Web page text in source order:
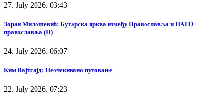
27. July 2026. 03:43
Зоран Милошевић: Бугарска црква између Православља и НАТО
православља (II)
24. July 2026. 06:07
Ким Вајтсајд: Неочекивано путовање
22. July 2026. 07:23